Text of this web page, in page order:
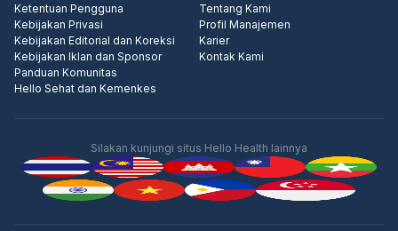
Ketentuan Pengguna
Kebijakan Privasi
Kebijakan Editorial dan Koreksi
Kebijakan Iklan dan Sponsor
Panduan Komunitas
Hello Sehat dan Kemenkes
Tentang Kami
Profil Manajemen
Karier
Kontak Kami
Silakan kunjungi situs Hello Health lainnya